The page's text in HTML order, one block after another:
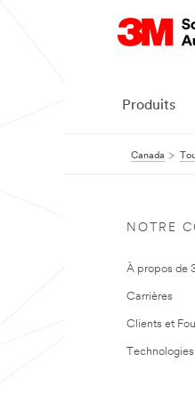
Produits
Canada
NOTRE
À propos de
Carrières
Clients et
Technologies